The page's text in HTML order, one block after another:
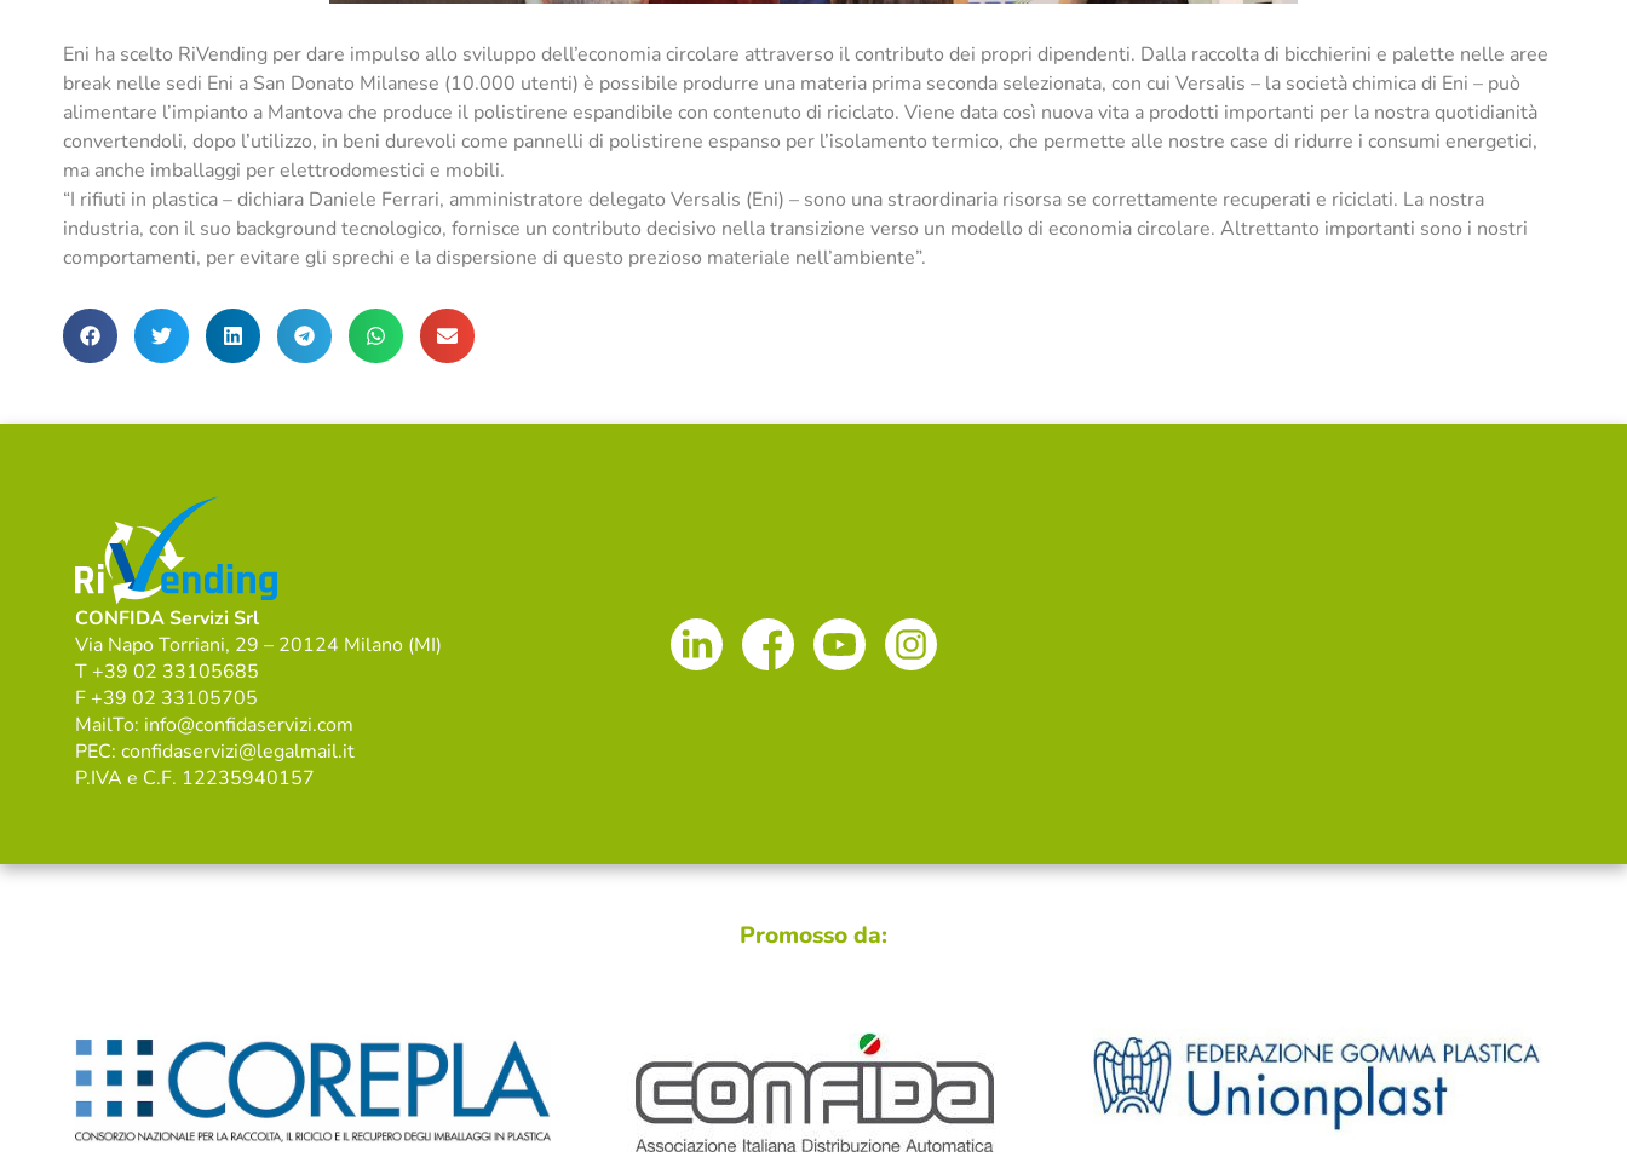
Eni ha scelto RiVending per dare impulso allo sviluppo dell’economia circolare attraverso il contributo dei propri dipendenti. Dalla raccolta di bicchierini e palette nelle aree
break nelle sedi Eni a San Donato Milanese (10.000 utenti) è possibile produrre una materia prima seconda selezionata, con cui Versalis – la società chimica di Eni – può
alimentare l’impianto a Mantova che produce il polistirene espandibile con contenuto di riciclato. Viene data così nuova vita a prodotti importanti per la nostra quotidianità
convertendoli, dopo l’utilizzo, in beni durevoli come pannelli di polistirene espanso per l’isolamento termico, che permette alle nostre case di ridurre i consumi energetici,
ma anche imballaggi per elettrodomestici e mobili.
“I rifiuti in plastica – dichiara Daniele Ferrari, amministratore delegato Versalis (Eni) – sono una straordinaria risorsa se correttamente recuperati e riciclati. La nostra
industria, con il suo background tecnologico, fornisce un contributo decisivo nella transizione verso un modello di economia circolare. Altrettanto importanti sono i nostri
comportamenti, per evitare gli sprechi e la dispersione di questo prezioso materiale nell’ambiente”.
CONFIDA Servizi Srl
Via Napo Torriani, 29 – 20124 Milano (MI)
T +39 02 33105685
F +39 02 33105705
MailTo: info@confidaservizi.com
PEC: confidaservizi@legalmail.it
P.IVA e C.F. 12235940157
Promosso da: